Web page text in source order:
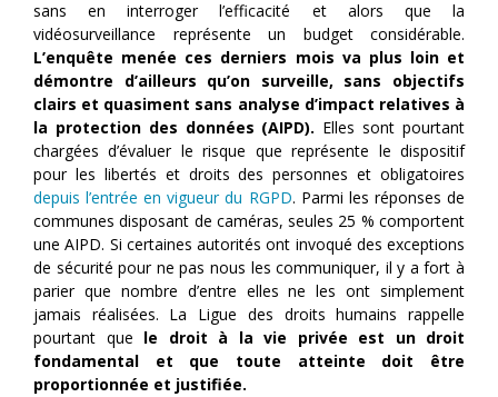
sans en interroger l’efficacité et alors que la
vidéosurveillance représente un budget considérable.
L’enquête menée ces derniers mois va plus loin et
démontre d’ailleurs qu’on surveille, sans objectifs
clairs et quasiment sans analyse d’impact relatives à
la protection des données (AIPD). Elles sont pourtant
chargées d’évaluer le risque que représente le dispositif
pour les libertés et droits des personnes et obligatoires
depuis l’entrée en vigueur du RGPD. Parmi les réponses de
communes disposant de caméras, seules 25 % comportent
une AIPD. Si certaines autorités ont invoqué des exceptions
de sécurité pour ne pas nous les communiquer, il y a fort à
parier que nombre d’entre elles ne les ont simplement
jamais réalisées. La Ligue des droits humains rappelle
pourtant que le droit à la vie privée est un droit
fondamental et que toute atteinte doit être
proportionnée et justifiée.